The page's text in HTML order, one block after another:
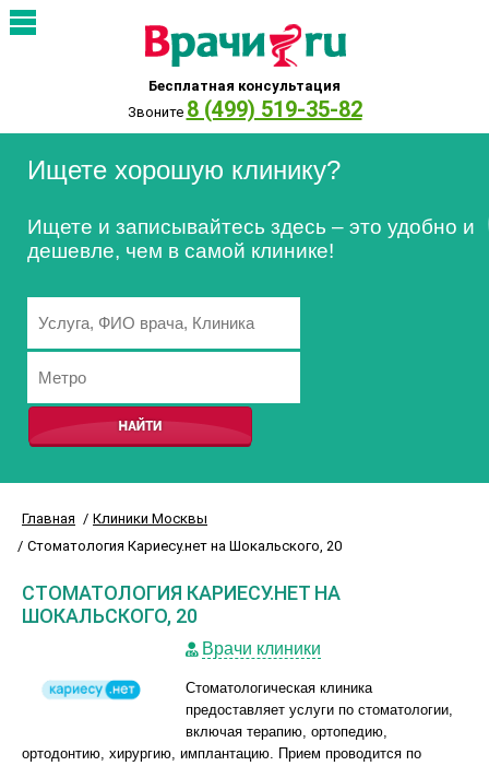
Бесплатная консультация
Звоните 8 (499) 519-35-82
Ищете хорошую клинику?
Ищете и записывайтесь здесь – это удобно и
дешевле, чем в самой клинике!
Главная
Клиники Москвы
Стоматология Кариесу.нет на Шокальского, 20
СТОМАТОЛОГИЯ КАРИЕСУ.НЕТ НА
ШОКАЛЬСКОГО, 20
Врачи клиники
Стоматологическая клиника
предоставляет услуги по стоматологии,
включая терапию, ортопедию,
ортодонтию, хирургию, имплантацию. Прием проводится по